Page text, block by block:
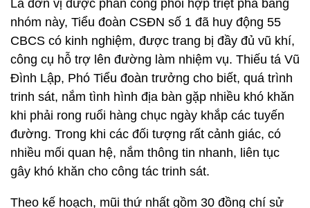
nhiên vận chuyển hàng lậu, trốn thuế qua lại biên
giới. Cầm đầu băng nhóm là Hà Tuấn Dũng (Dũng
"mặt sắt") đã chỉ huy hàng trăm đàn em chuẩn bị
chuyển một lô hàng "khủng" sang bên kia biên giới
tiêu thụ, gây thất thoát cho Nhà nước hàng trăm tỷ
đồng tiền thuế.
Là đơn vị được phân công phối hợp triệt phá băng
nhóm này, Tiểu đoàn CSĐN số 1 đã huy động 55
CBCS có kinh nghiệm, được trang bị đầy đủ vũ khí,
công cụ hỗ trợ lên đường làm nhiệm vụ. Thiếu tá Vũ